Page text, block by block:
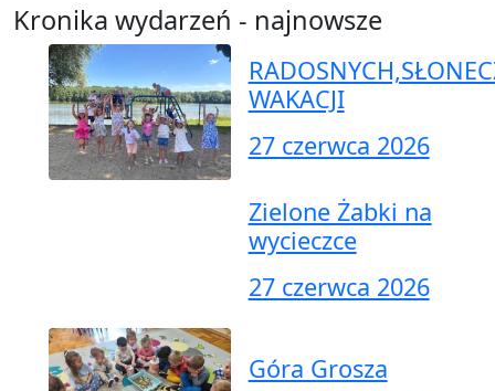
Kronika wydarzeń - najnowsze
WAKACJI
27 czerwca 2026
Zielone Żabki na
wycieczce
27 czerwca 2026
Góra Grosza